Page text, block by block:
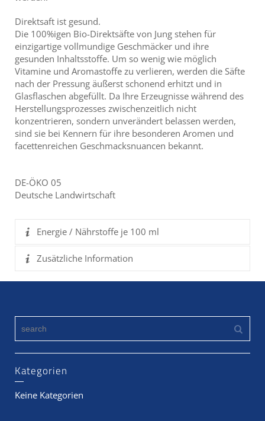
Direktsaft ist gesund.
Die 100%igen Bio-Direktsäfte von Jung stehen für
einzigartige vollmundige Geschmäcker und ihre
gesunden Inhaltsstoffe. Um so wenig wie möglich
Vitamine und Aromastoffe zu verlieren, werden die Säfte
nach der Pressung äußerst schonend erhitzt und in
Glasflaschen abgefüllt. Da Ihre Erzeugnisse während des
Herstellungsprozesses zwischenzeitlich nicht
konzentrieren, sondern unverändert belassen werden,
sind sie bei Kennern für ihre besonderen Aromen und
facettenreichen Geschmacksnuancen bekannt.
DE-ÖKO 05
Deutsche Landwirtschaft
Energie / Nährstoffe je 100 ml
Zusätzliche Information
Kategorien
Keine Kategorien